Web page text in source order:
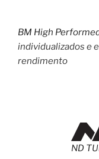
BM High
individualizados e
rendimento
ND